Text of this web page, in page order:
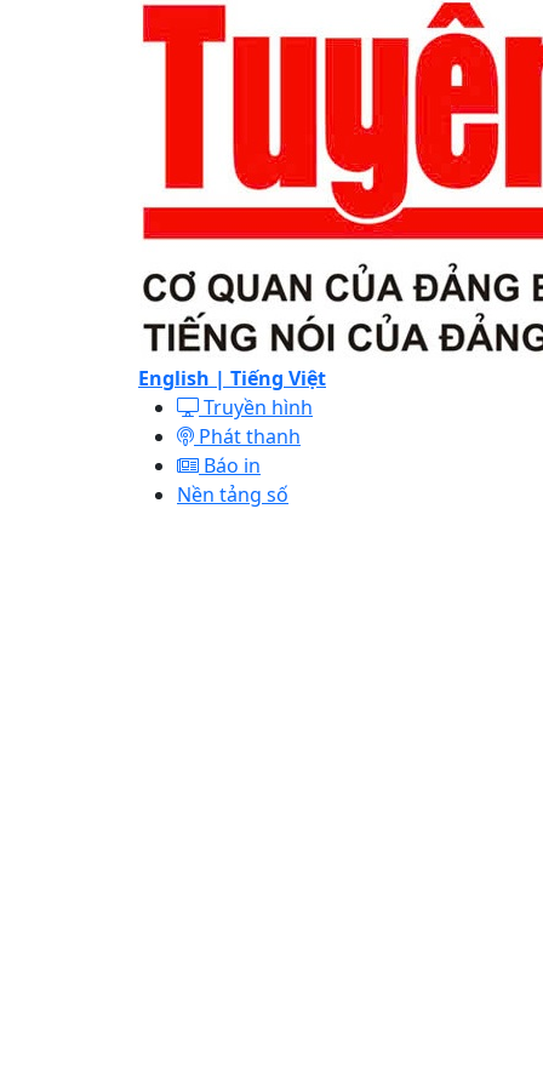
English | Tiếng Việt
Truyền hình
Phát thanh
Báo in
Nền tảng số